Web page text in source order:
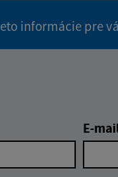
informácie pre
E-